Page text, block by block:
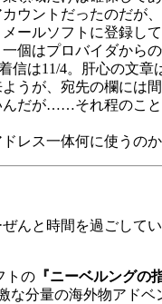
ウントだったのだが
ールソフトに登録
個はプロバイダか
は11/4。肝心の文
うが、宛先の欄には
だが……それ程のこ
レス一体何に使うの
んと時間を過ごして
トの 『ニーベルングの
な分量の海外物アド